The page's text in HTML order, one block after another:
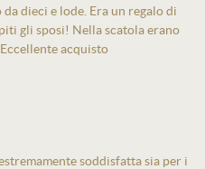
dieci e lode. Era un regalo di
gli sposi! Nella scatola erano
acquisto
soddisfatta sia per i